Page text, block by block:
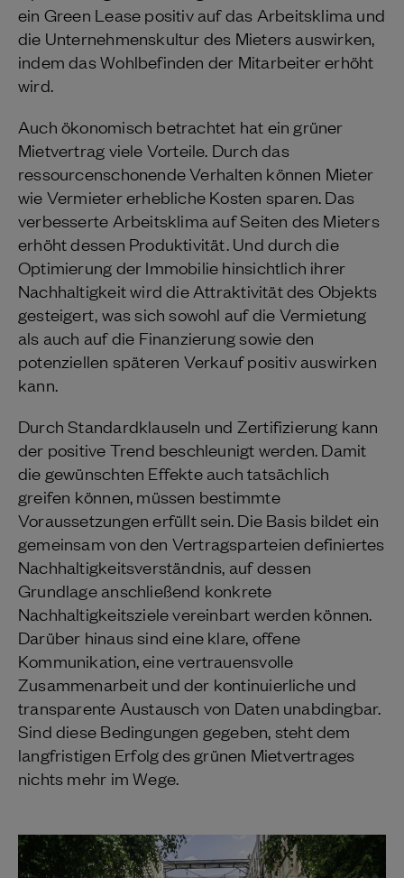
ein Green Lease positiv auf das Arbeitsklima und
die Unternehmenskultur des Mieters auswirken,
indem das Wohlbefinden der Mitarbeiter erhöht
wird.
Auch ökonomisch betrachtet hat ein grüner
Mietvertrag viele Vorteile. Durch das
ressourcenschonende Verhalten können Mieter
wie Vermieter erhebliche Kosten sparen. Das
verbesserte Arbeitsklima auf Seiten des Mieters
erhöht dessen Produktivität. Und durch die
Optimierung der Immobilie hinsichtlich ihrer
Nachhaltigkeit wird die Attraktivität des Objekts
gesteigert, was sich sowohl auf die Vermietung
als auch auf die Finanzierung sowie den
potenziellen späteren Verkauf positiv auswirken
kann.
Durch Standardklauseln und Zertifizierung kann
der positive Trend beschleunigt werden. Damit
die gewünschten Effekte auch tatsächlich
greifen können, müssen bestimmte
Voraussetzungen erfüllt sein. Die Basis bildet ein
gemeinsam von den Vertragsparteien definiertes
Nachhaltigkeitsverständnis, auf dessen
Grundlage anschließend konkrete
Nachhaltigkeitsziele vereinbart werden können.
Darüber hinaus sind eine klare, offene
Kommunikation, eine vertrauensvolle
Zusammenarbeit und der kontinuierliche und
transparente Austausch von Daten unabdingbar.
Sind diese Bedingungen gegeben, steht dem
langfristigen Erfolg des grünen Mietvertrages
nichts mehr im Wege.